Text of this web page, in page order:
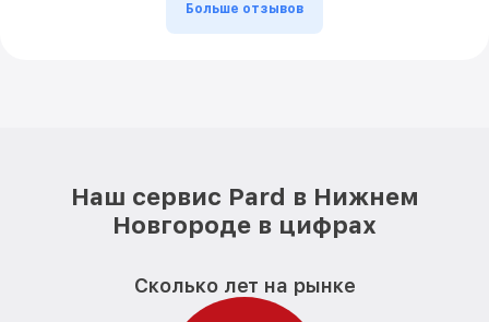
Больше отзывов
Наш сервис Pard в Нижнем
Новгороде в цифрах
Сколько лет на рынке